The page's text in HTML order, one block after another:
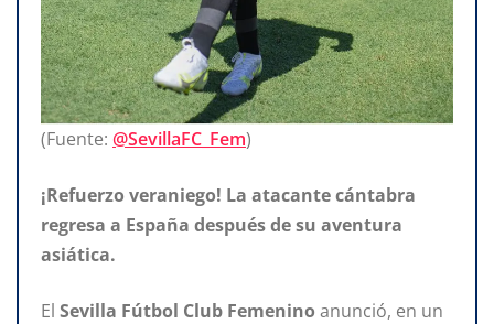
(Fuente: @SevillaFC_Fem)
¡Refuerzo veraniego! La atacante cántabra
regresa a España después de su aventura
asiática.
El Sevilla Fútbol Club Femenino anunció, en un